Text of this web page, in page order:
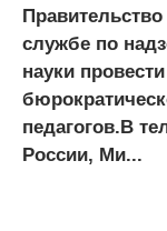
службе по
науки
педагогов.В
России, Ми...